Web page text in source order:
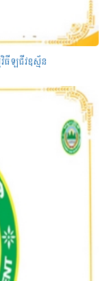
ធីឡជីវឧស្ម័ន